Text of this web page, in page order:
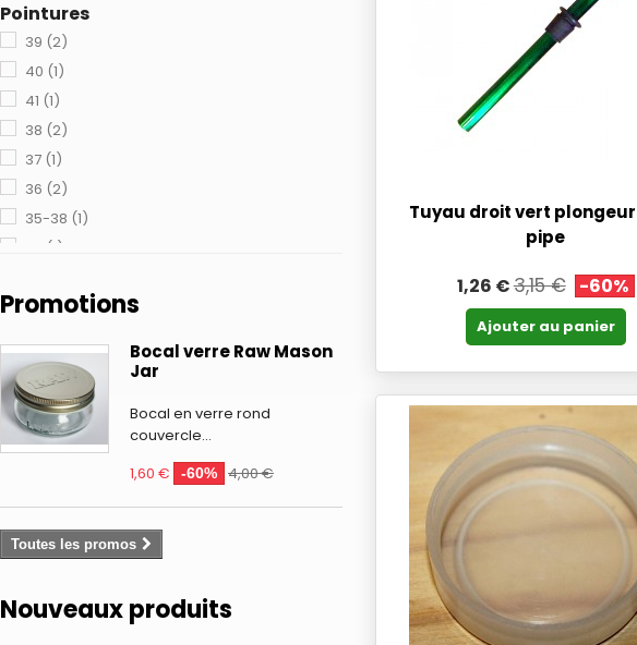
noir et blanc
fushia(1)
Blanc crème
Argenté
gris visere noire
bleu clair visiere noire
bleu visiere rouge
noire visiere rouge
Pointures
39 (2)
40 (1)
41 (1)
38 (2)
37 (1)
36 (2)
35-38 (1)
(1)
Promotions
Bocal verre Raw Mason
Jar
Bocal en verre rond
couvercle...
1,60 €
-60% 4,00 €
Toutes les promos
Nouveaux produits
Tuyau droit vert
pipe
1,26 €3,15 € -60%
Ajouter au panier